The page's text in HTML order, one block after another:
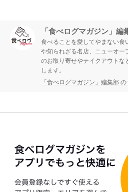
「食べログマガジン」編
食べることを愛してやまない食
や知られざる名店、ニューオ
のお取り寄せやテイクアウトな
します。
「食べログマガジン」編集部